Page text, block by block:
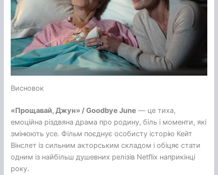
Висновок
«Прощавай, Джун» / Goodbye June — це тиха,
емоційна різдвяна драма про родину, біль і моменти, які
змінюють усе. Фільм поєднує особисту історію Кейт
Вінслет із сильним акторським складом і обіцяє стати
одним із найбільш душевних релізів Netflix наприкінці
року.